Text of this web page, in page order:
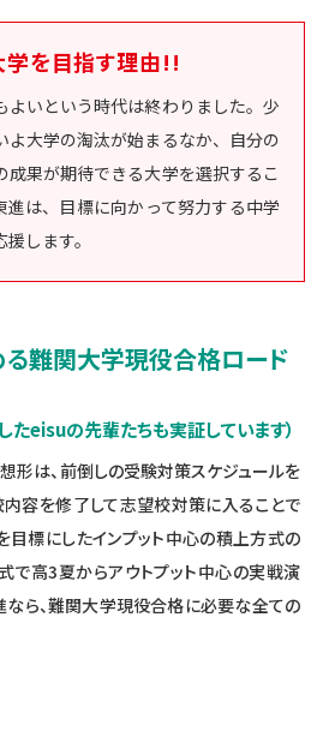
学を目指す理由!!
よいという時代は終わりました。少
よ大学の淘汰が始まるなか、自分の
成果が期待できる大学を選択するこ
進は、目標に向かって努力する中学
します。
る難関大学現役合格ロード
たeisuの先輩たちも実証しています）
形は、前倒しの受験対策スケジュールを
内容を修了して志望校対策に入ることで
目標にしたインプット中心の積上方式の
で高3夏からアウトプット中心の実戦演
なら、難関大学現役合格に必要な全ての